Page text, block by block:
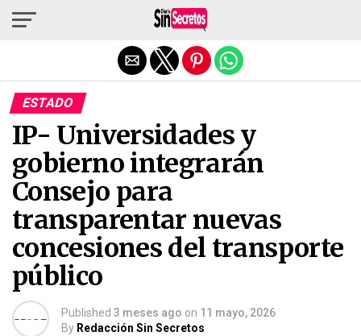
ESTADO
IP- Universidades y
gobierno integrarán
Consejo para
transparentar nuevas
concesiones del transporte
público
Published 3 meses ago on 11 mayo, 2026
By Redacción Sin Secretos
Salir de la versión móvil